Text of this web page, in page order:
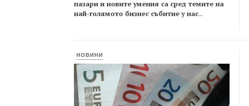
пазари и новите умения са сред темите на
най-голямото бизнес събитие у нас...
НОВИНИ